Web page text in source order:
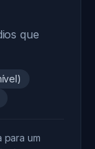
que
para um